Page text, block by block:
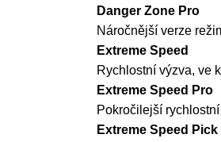
Danger Zone Pro
Náročnější verze
Extreme Speed
Rychlostní výzva, ve
Extreme Speed Pro
Pokročilejší
Extreme Speed Pick